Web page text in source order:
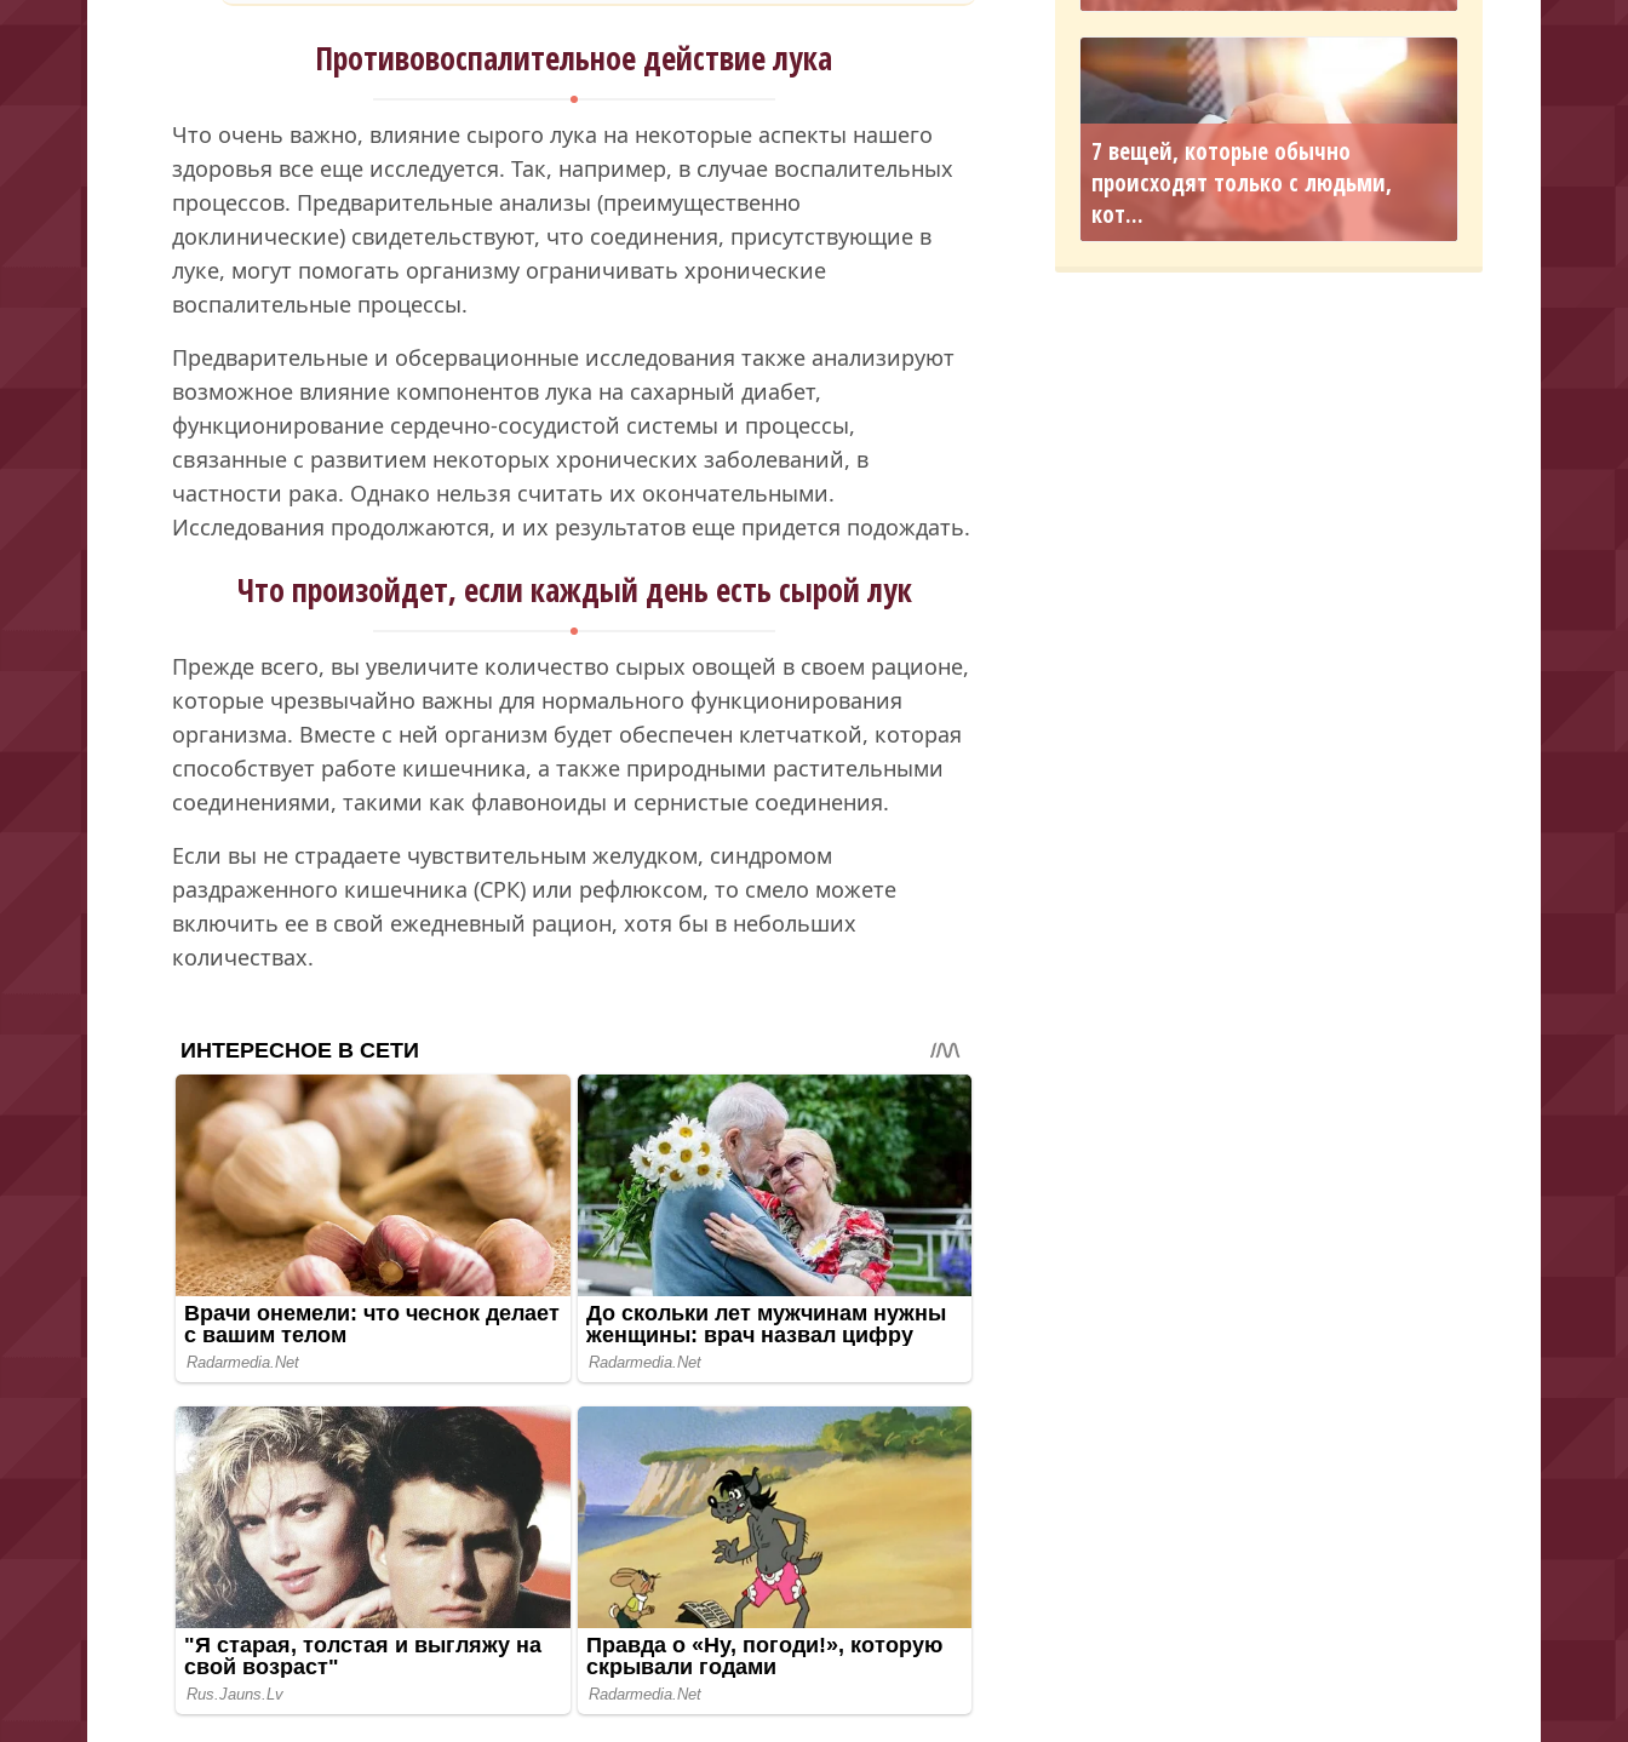
Противовоспалительное действие лука
Что очень важно, влияние сырого лука на некоторые аспекты нашего
здоровья все еще исследуется. Так, например, в случае воспалительных
процессов. Предварительные анализы (преимущественно
доклинические) свидетельствуют, что соединения, присутствующие в
луке, могут помогать организму ограничивать хронические
воспалительные процессы.
Предварительные и обсервационные исследования также анализируют
возможное влияние компонентов лука на сахарный диабет,
функционирование сердечно-сосудистой системы и процессы,
связанные с развитием некоторых хронических заболеваний, в
частности рака. Однако нельзя считать их окончательными.
Исследования продолжаются, и их результатов еще придется подождать.
Что произойдет, если каждый день есть сырой лук
Прежде всего, вы увеличите количество сырых овощей в своем рационе,
которые чрезвычайно важны для нормального функционирования
организма. Вместе с ней организм будет обеспечен клетчаткой, которая
способствует работе кишечника, а также природными растительными
соединениями, такими как флавоноиды и сернистые соединения.
Если вы не страдаете чувствительным желудком, синдромом
раздраженного кишечника (СРК) или рефлюксом, то смело можете
включить ее в свой ежедневный рацион, хотя бы в небольших
количествах.
7 вещей, которые обычно
происходят только с людьми,
кот...